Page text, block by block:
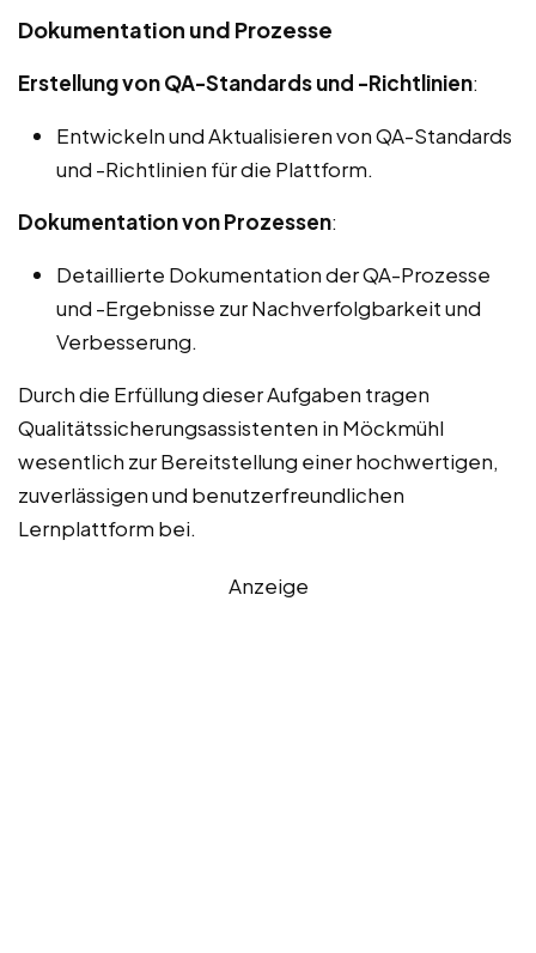
Dokumentation und Prozesse
Erstellung von QA-Standards und -Richtlinien:
Entwickeln und Aktualisieren von QA-Standards
und -Richtlinien für die Plattform.
Dokumentation von Prozessen:
Detaillierte Dokumentation der QA-Prozesse
und -Ergebnisse zur Nachverfolgbarkeit und
Verbesserung.
Durch die Erfüllung dieser Aufgaben tragen
Qualitätssicherungsassistenten in Möckmühl
wesentlich zur Bereitstellung einer hochwertigen,
zuverlässigen und benutzerfreundlichen
Lernplattform bei.
Anzeige